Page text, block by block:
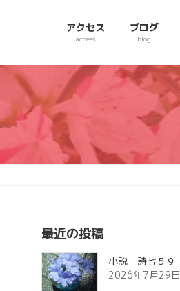
アクセス
access
ブログ
blog
最近の投稿
小説 詩七５９
2026年7月29日